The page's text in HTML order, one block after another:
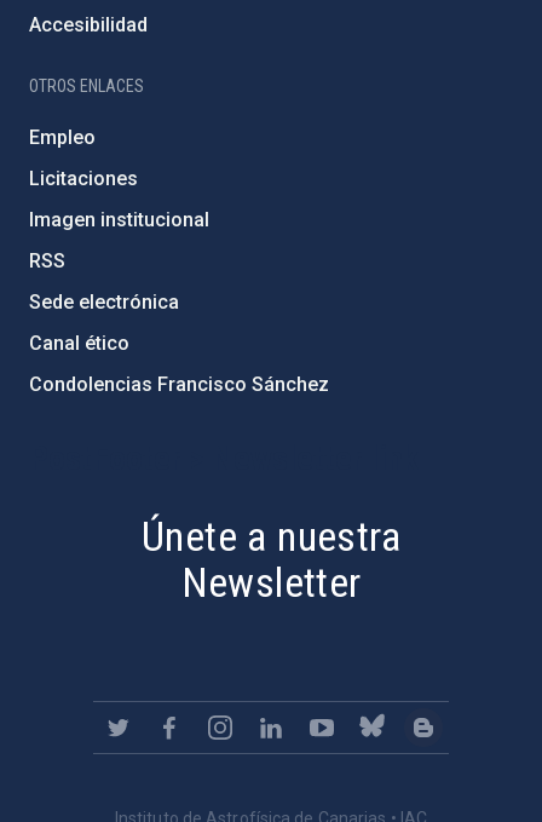
Accesibilidad
OTROS ENLACES
Empleo
Licitaciones
Imagen institucional
RSS
Sede electrónica
Canal ético
Condolencias Francisco Sánchez
Únete a nuestra
Newsletter
Instituto de Astrofísica de Canarias • IAC